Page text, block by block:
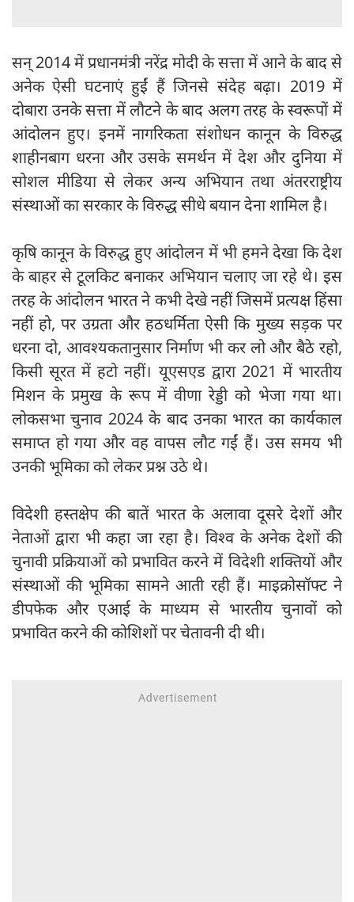
सन् 2014 में प्रधानमंत्री नरेंद्र मोदी के सत्ता में आने के बाद से
अनेक ऐसी घटनाएं हुईं हैं जिनसे संदेह बढ़ा। 2019 में
दोबारा उनके सत्ता में लौटने के बाद अलग तरह के स्वरूपों में
आंदोलन हुए। इनमें नागरिकता संशोधन कानून के विरुद्ध
शाहीनबाग धरना और उसके समर्थन में देश और दुनिया में
सोशल मीडिया से लेकर अन्य अभियान तथा अंतरराष्ट्रीय
संस्थाओं का सरकार के विरुद्ध सीधे बयान देना शामिल है।
कृषि कानून के विरुद्ध हुए आंदोलन में भी हमने देखा कि देश
के बाहर से टूलकिट बनाकर अभियान चलाए जा रहे थे। इस
तरह के आंदोलन भारत ने कभी देखे नहीं जिसमें प्रत्यक्ष हिंसा
नहीं हो, पर उग्रता और हठधर्मिता ऐसी कि मुख्य सड़क पर
धरना दो, आवश्यकतानुसार निर्माण भी कर लो और बैठे रहो,
किसी सूरत में हटो नहीं। यूएसएड द्वारा 2021 में भारतीय
मिशन के प्रमुख के रूप में वीणा रेड्डी को भेजा गया था।
लोकसभा चुनाव 2024 के बाद उनका भारत का कार्यकाल
समाप्त हो गया और वह वापस लौट गईं हैं। उस समय भी
उनकी भूमिका को लेकर प्रश्न उठे थे।
विदेशी हस्तक्षेप की बातें भारत के अलावा दूसरे देशों और
नेताओं द्वारा भी कहा जा रहा है। विश्व के अनेक देशों की
चुनावी प्रक्रियाओं को प्रभावित करने में विदेशी शक्तियों और
संस्थाओं की भूमिका सामने आती रही हैं। माइक्रोसॉफ्ट ने
डीपफेक और एआई के माध्यम से भारतीय चुनावों को
प्रभावित करने की कोशिशों पर चेतावनी दी थी।